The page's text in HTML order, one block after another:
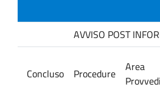
AVVISO POST
Concluso Procedure
Area